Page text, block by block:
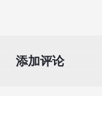
添加评论